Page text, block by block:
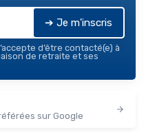
➔ Je m'inscris
d’être contacté(e) à
de retraite et ses
sur Google